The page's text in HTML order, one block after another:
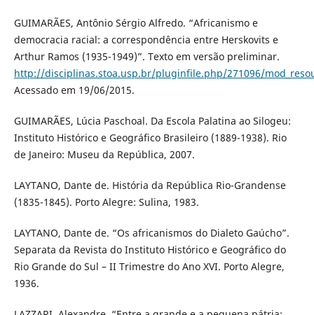
GUIMARÃES, Antônio Sérgio Alfredo. “Africanismo e
democracia racial: a correspondência entre Herskovits e
Arthur Ramos (1935-1949)”. Texto em versão preliminar.
http://disciplinas.stoa.usp.br/pluginfile.php/271096/
Acessado em 19/06/2015.
GUIMARÃES, Lúcia Paschoal. Da Escola Palatina ao Silogeu:
Instituto Histórico e Geográfico Brasileiro (1889-1938). Rio
de Janeiro: Museu da República, 2007.
LAYTANO, Dante de. História da República Rio-Grandense
(1835-1845). Porto Alegre: Sulina, 1983.
LAYTANO, Dante de. “Os africanismos do Dialeto Gaúcho”.
Separata da Revista do Instituto Histórico e Geográfico do
Rio Grande do Sul – II Trimestre do Ano XVI. Porto Alegre,
1936.